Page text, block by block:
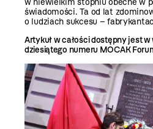
w niewielkim stopniu obecne w
świadomości. Ta od lat
o ludziach sukcesu –
Artykuł w całości dostępny jest
dziesiątego numeru MOCAK